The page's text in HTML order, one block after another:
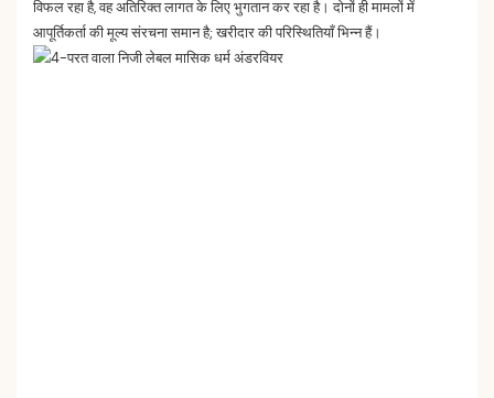
विफल रहा है, वह अतिरिक्त लागत के लिए भुगतान कर रहा है। दोनों ही मामलों में
आपूर्तिकर्ता की मूल्य संरचना समान है; खरीदार की परिस्थितियाँ भिन्न हैं।